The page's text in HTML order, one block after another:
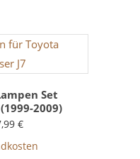
Set
2009)
€